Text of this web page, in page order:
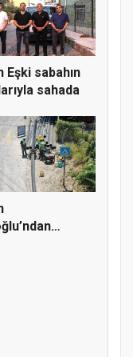
Eşki sabahın
sahada